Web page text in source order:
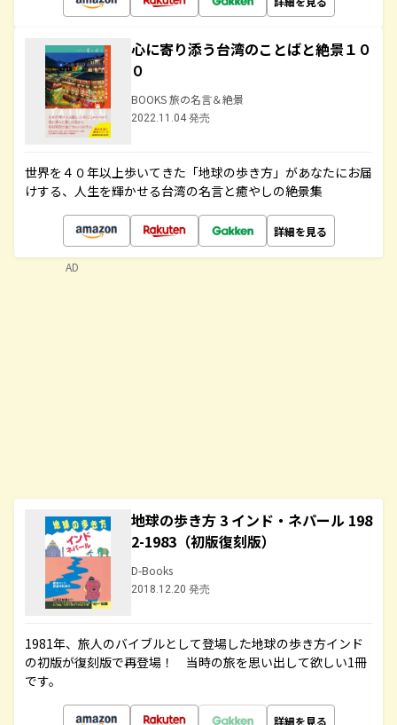
心に寄り添う台湾のことばと絶景１０
０
BOOKS 旅の名言＆絶景
2022.11.04 発売
世界を４０年以上歩いてきた「地球の歩き方」があなたにお届
けする、人生を輝かせる台湾の名言と癒やしの絶景集
詳細を見る
地球の歩き方 3 インド・ネパール 198
2-1983（初版復刻版）
D-Books
2018.12.20 発売
1981年、旅人のバイブルとして登場した地球の歩き方インド
の初版が復刻版で再登場！ 当時の旅を思い出して欲しい1冊
です。
詳細を見る
AD